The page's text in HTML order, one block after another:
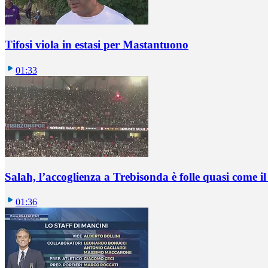
Tifosi viola in estasi per Mastantuono
01:33
Salah, l’accoglienza a Trebisonda è folle quasi come
01:36